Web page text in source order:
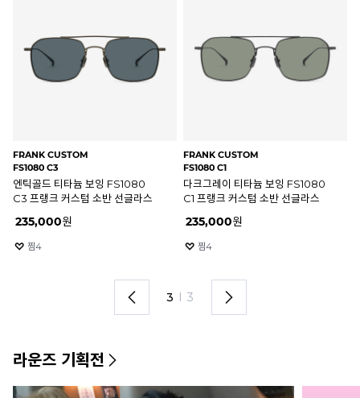
RUDY PROJECT
SP574042-0000
루디 프로젝트 스핀에어 57
스트라이프 미러 선글라스
SP574042-0000
10%234,000
찜21
STEALER
SHAPER 01
스틸러 윤디자인 콜라보 선글라스
셰이퍼 SHAPER 01
48%150,000
찜11
1 3
라운즈 기획전